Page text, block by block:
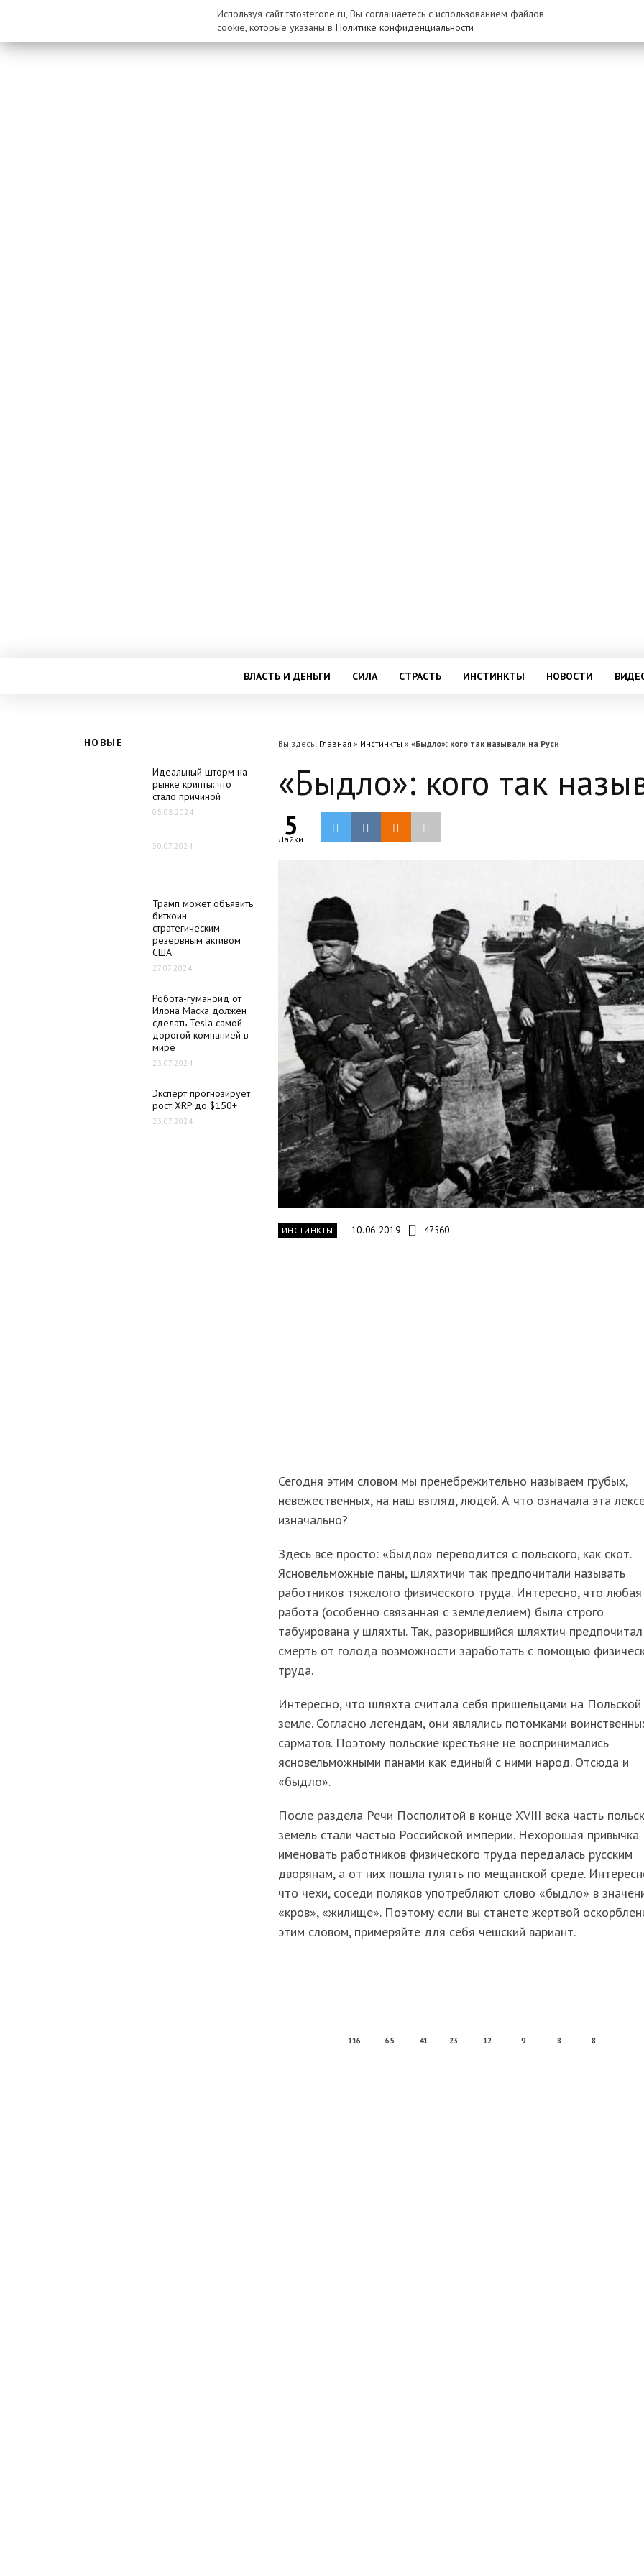
ВЛАСТЬ И ДЕНЬГИ СИЛА СТРАСТЬ ИНСТИНКТЫ НОВОСТИ
НОВЫЕ
Идеальный шторм на
рынке крипты: что
стало причиной
05.08.2024
30.07.2024
Трамп может объявить
биткоин
стратегическим
резервным активом
США
27.07.2024
Робота-гуманоид от
Илона Маска должен
сделать Tesla самой
дорогой компанией в
мире
23.07.2024
Эксперт прогнозирует
рост XRP до $150+
23.07.2024
Вы здесь: Главная » Инстинкты » «Быдло»: кого так называли на Руси
«Быдло»: кого так
5
Лайки
ИНСТИНКТЫ 10.06.2019 47560
Сегодня этим словом мы пренебрежительно называем грубых,
невежественных, на наш взгляд, людей. А что означала эта
изначально?
Здесь все просто: «быдло» переводится с польского, как скот.
Ясновельможные паны, шляхтичи так предпочитали называть
работников тяжелого физического труда. Интересно, что любая
работа (особенно связанная с земледелием) была строго
табуирована у шляхты. Так, разорившийся шляхтич предпочитал
смерть от голода возможности заработать с помощью
труда.
Интересно, что шляхта считала себя пришельцами на Польской
земле. Согласно легендам, они являлись потомками
сарматов. Поэтому польские крестьяне не воспринимались
ясновельможными панами как единый с ними народ. Отсюда и
«быдло».
После раздела Речи Посполитой в конце XVIII века часть
земель стали частью Российской империи. Нехорошая привычка
именовать работников физического труда передалась русским
дворянам, а от них пошла гулять по мещанской среде.
что чехи, соседи поляков употребляют слово «быдло» в
«кров», «жилище». Поэтому если вы станете жертвой
этим словом, примеряйте для себя чешский вариант.
116 65 41 23 12 9 8 8
Используя сайт tstosterone.ru, Вы соглашаетесь с использованием файлов
cookie, которые указаны в Политике конфиденциальности